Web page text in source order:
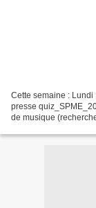
Cette semaine :
presse
de musique